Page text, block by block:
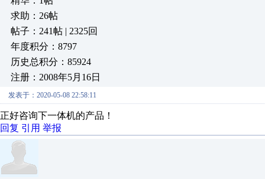
求助：26帖
帖子：241帖 | 2325回
年度积分：8797
历史总积分：85924
注册：2008年5月16日
发表于：2020-05-08 22:58:11
正好咨询下一体机的产品！
回复 引用 举报